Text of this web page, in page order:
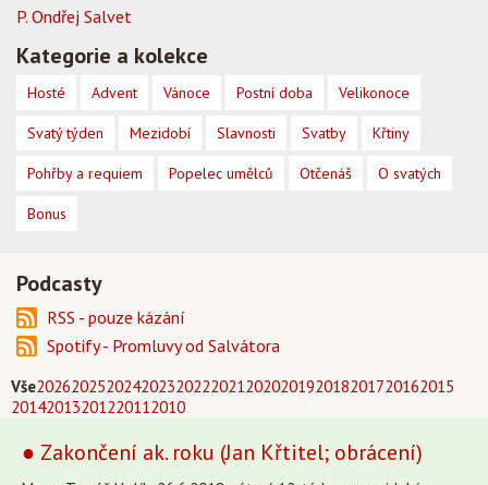
Vše202620252024202320222021202020192018201720162015
20142013201220112010
● Zakončení ak. roku (Jan Křtitel; obrácení)
P. Ondřej Salvet
Kategorie a kolekce
Hosté Advent Vánoce Postní doba Velikonoce
Svatý týden Mezidobí Slavnosti Svatby Křtiny
Pohřby a requiem Popelec umělců Otčenáš O svatých
Bonus
Podcasty
RSS - pouze kázání
Spotify - Promluvy od Salvátora